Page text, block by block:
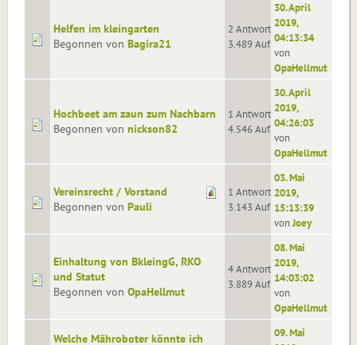
Helfen im kleingarten
Begonnen von Bagira21
2 Antworten
3.489 Aufrufe
30. April
2019,
04:13:34
von
OpaHellmut
Hochbeet am zaun zum Nachbarn
Begonnen von nickson82
1 Antworten
4.546 Aufrufe
30. April
2019,
04:26:03
von
OpaHellmut
Vereinsrecht / Vorstand
Begonnen von Pauli
1 Antworten
3.143 Aufrufe
03. Mai
2019,
15:13:39
vonJoey
Einhaltung von BkleingG, RKO
und Statut
Begonnen von OpaHellmut
4 Antworten
3.889 Aufrufe
08. Mai
2019,
14:03:02
von
OpaHellmut
Welche Mähroboter könnte ich
09. Mai